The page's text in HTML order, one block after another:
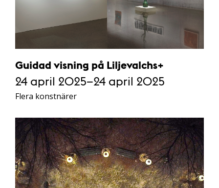
Guidad visning på Liljevalchs+
24 april 2025–24 april 2025
Flera konstnärer